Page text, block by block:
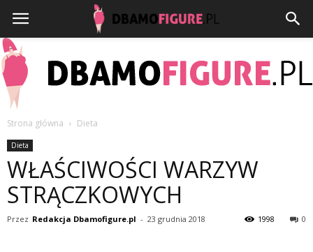
Strona główna Dieta
Dieta
WŁAŚCIWOŚCI WARZYW
STRĄCZKOWYCH
Przez Redakcja Dbamofigure.pl - 23 grudnia 2018 0
1998